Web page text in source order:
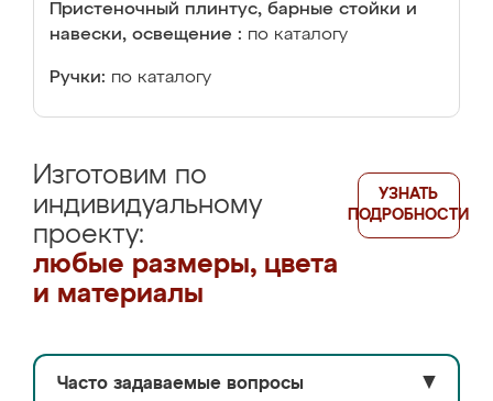
Пристеночный плинтус, барные стойки и
навески, освещение : по каталогу
Ручки: по каталогу
Изготовим по
индивидуальному
проекту:
любые размеры, цвета
и материалы
УЗНАТЬ
ПОДРОБНОСТИ
Часто задаваемые вопросы ▼